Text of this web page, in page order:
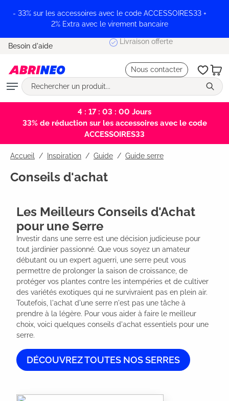
principal
- 33% sur les accessoires avec le code ACCESSOIRES33 +
2% Extra avec le virement bancaire
Besoin d'aide Livraison offerte
Nous contacter
4 : 17 : 03 : 00 Jours
33% de réduction sur les accessoires avec le code
ACCESSOIRES33
Accueil Inspiration / Guide / Guide serre
Conseils d'achat
Les Meilleurs Conseils d'Achat
pour une Serre
Investir dans une serre est une décision judicieuse pour
tout jardinier passionné. Que vous soyez un amateur
débutant ou un expert aguerri, une serre peut vous
permettre de prolonger la saison de croissance, de
protéger vos plantes contre les intempéries et de cultiver
des variétés exotiques qui ne survivraient pas en plein air.
Toutefois, l'achat d'une serre n'est pas une tâche à
prendre à la légère. Pour vous aider à faire le meilleur
choix, voici quelques conseils d'achat essentiels pour une
serre.
DÉCOUVREZ TOUTES NOS SERRES